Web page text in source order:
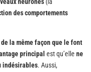
des comportements
la même façon que le font
principal est qu’elle ne
indésirables. Aussi,